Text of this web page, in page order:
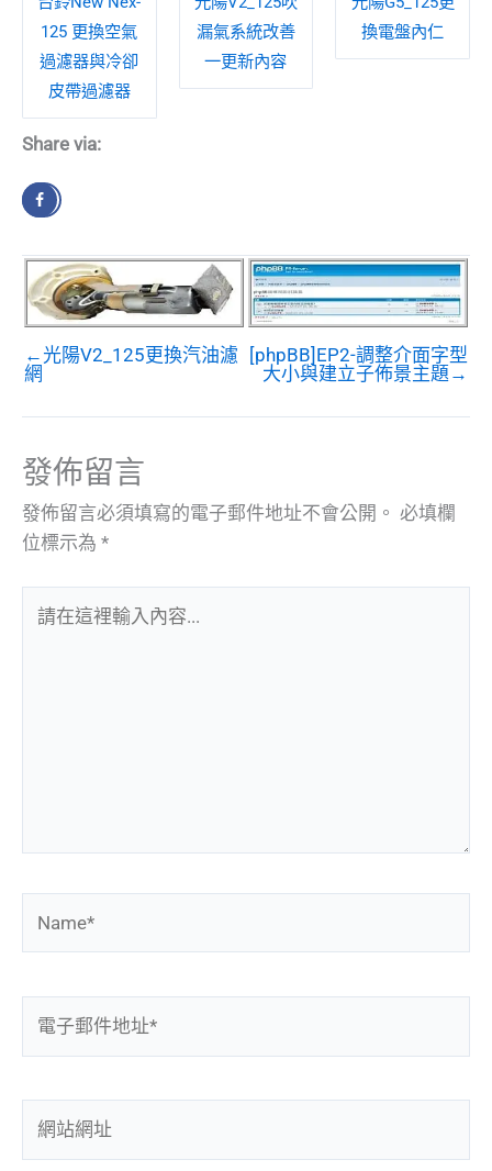
125 更換空氣
過濾器與冷卻
皮帶過濾器
漏氣系統改善
一更新內容
換電盤內仁
Share via:
←光陽V2_125更換汽油濾
網
[phpBB]EP2-調整介面字型
大小與建立子佈景主題→
發佈留言
發佈留言必須填寫的電子郵件地址不會公開。 必填欄
位標示為 *
在
件
地
址
站